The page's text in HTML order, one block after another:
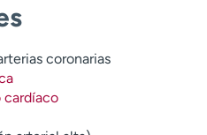
coronarias
cardíaco